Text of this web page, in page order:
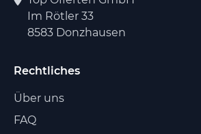
Im Rötler 33
8583 Donzhausen
Rechtliches
Über uns
FAQ